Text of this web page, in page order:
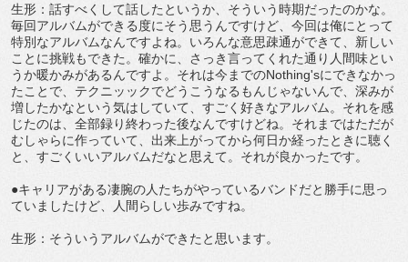
生形：話すべくして話したというか、そういう時期だったのかな。
毎回アルバムができる度にそう思うんですけど、今回は俺にとって
特別なアルバムなんですよね。いろんな意思疎通ができて、新しい
ことに挑戦もできた。確かに、さっき言ってくれた通り人間味とい
うか暖かみがあるんですよ。それは今までのNothing'sにできなかっ
たことで、テクニッックでどうこうなるもんじゃないんで、深みが
増したかなという気はしていて、すごく好きなアルバム。それを感
じたのは、全部録り終わった後なんですけどね。それまではただが
むしゃらに作っていて、出来上がってから何日か経ったときに聴く
と、すごくいいアルバムだなと思えて。それが良かったです。
●キャリアがある凄腕の人たちがやっているバンドだと勝手に思っ
ていましたけど、人間らしい歩みですね。
生形：そういうアルバムができたと思います。